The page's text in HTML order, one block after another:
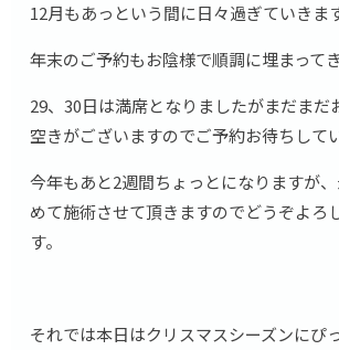
12月もあっという間に日々過ぎていきま
年末のご予約もお陰様で順調に埋まって
29、30日は満席となりましたがまだまだ
空きがございますのでご予約お待ちし
今年もあと2週間ちょっとになりますが
めて施術させて頂きますのでどうぞよろ
す。
それでは本日はクリスマスシーズンにぴ